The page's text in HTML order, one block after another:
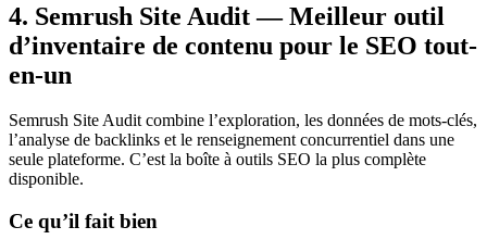
4. Semrush Site Audit — Meilleur outil
d’inventaire de contenu pour le SEO tout-
en-un
Semrush Site Audit combine l’exploration, les données de mots-clés,
l’analyse de backlinks et le renseignement concurrentiel dans une
seule plateforme. C’est la boîte à outils SEO la plus complète
disponible.
Ce qu’il fait bien